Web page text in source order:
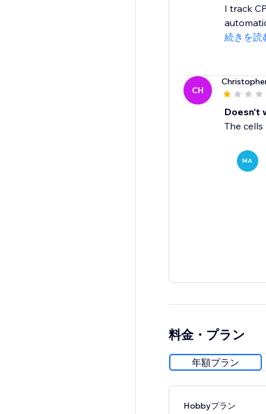
I track
続きを読
CH
Doesn't
The
MA
料金・プラン
年額プラン
Hobbyプラン